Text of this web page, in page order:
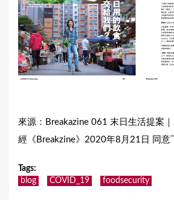
來源：Breakazine 061 末日生活提案
經《Breakzine》2020年8月21日 同意
Tags:
blog
COVID_19 foodsecurity